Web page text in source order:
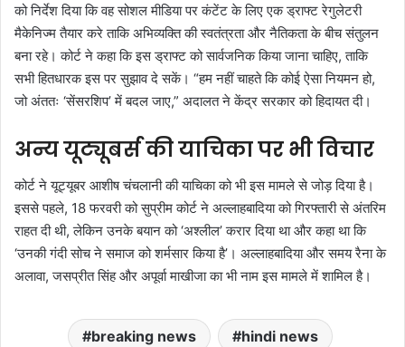
को निर्देश दिया कि वह सोशल मीडिया पर कंटेंट के लिए एक ड्राफ्ट रेगुलेटरी
मैकेनिज्म तैयार करे ताकि अभिव्यक्ति की स्वतंत्रता और नैतिकता के बीच संतुलन
बना रहे। कोर्ट ने कहा कि इस ड्राफ्ट को सार्वजनिक किया जाना चाहिए, ताकि
सभी हितधारक इस पर सुझाव दे सकें। “हम नहीं चाहते कि कोई ऐसा नियमन हो,
जो अंततः ‘सेंसरशिप’ में बदल जाए,” अदालत ने केंद्र सरकार को हिदायत दी।
अन्य यूट्यूबर्स की याचिका पर भी विचार
कोर्ट ने यूट्यूबर आशीष चंचलानी की याचिका को भी इस मामले से जोड़ दिया है।
इससे पहले, 18 फरवरी को सुप्रीम कोर्ट ने अल्लाहबादिया को गिरफ्तारी से अंतरिम
राहत दी थी, लेकिन उनके बयान को ‘अश्लील’ करार दिया था और कहा था कि
‘उनकी गंदी सोच ने समाज को शर्मसार किया है’। अल्लाहबादिया और समय रैना के
अलावा, जसप्रीत सिंह और अपूर्वा माखीजा का भी नाम इस मामले में शामिल है।
breaking news hindi news